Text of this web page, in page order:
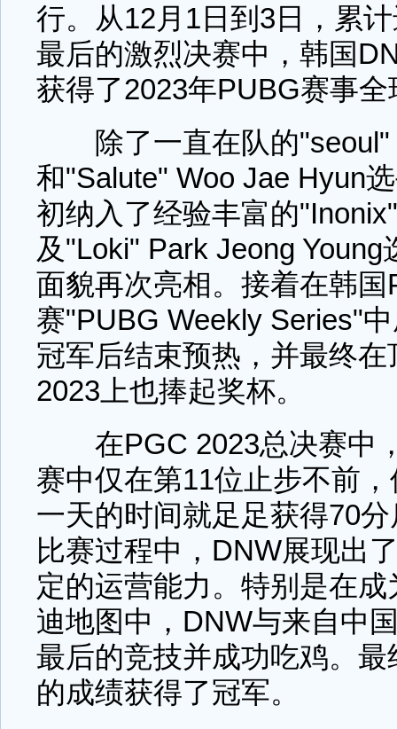
行。从12月1日到3日，累
最后的激烈决赛中，韩国
获得了2023年PUBG赛事
除了一直在队的"seoul"
和"Salute" Woo Jae Hyun
初纳入了经验丰富的
及"Loki" Park Jeong
面貌再次亮相。接着在韩
赛"PUBG Weekly Series"
冠军后结束预热，并最终
2023上也捧起奖杯。
在PGC 2023总决赛中
赛中仅在第11位止步不前
一天的时间就足足获得70
比赛过程中，DNW展现出
定的运营能力。特别是在
迪地图中，DNW与来自中
最后的竞技并成功吃鸡。
的成绩获得了冠军。